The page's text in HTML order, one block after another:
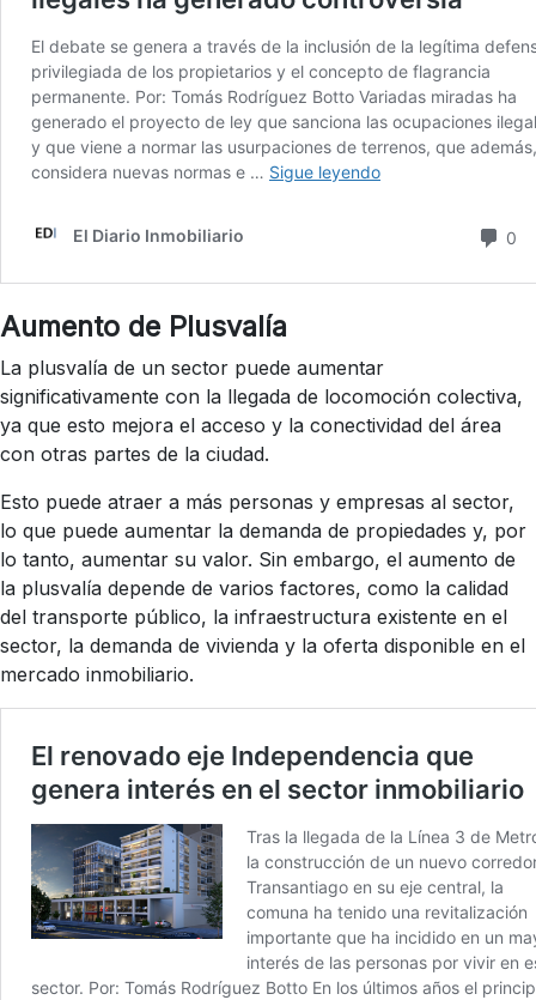
Aumento de Plusvalía
La plusvalía de un sector puede aumentar
significativamente con la llegada de locomoción colectiva,
ya que esto mejora el acceso y la conectividad del área
con otras partes de la ciudad.
Esto puede atraer a más personas y empresas al sector,
lo que puede aumentar la demanda de propiedades y, por
lo tanto, aumentar su valor. Sin embargo, el aumento de
la plusvalía depende de varios factores, como la calidad
del transporte público, la infraestructura existente en el
sector, la demanda de vivienda y la oferta disponible en el
mercado inmobiliario.